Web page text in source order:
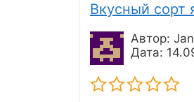
Вкусный сорт
Автор:
Дата: